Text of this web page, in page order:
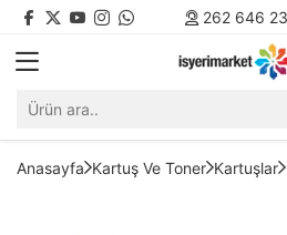
262 646
Anasayfa Kartuş Ve Toner Kartuşlar